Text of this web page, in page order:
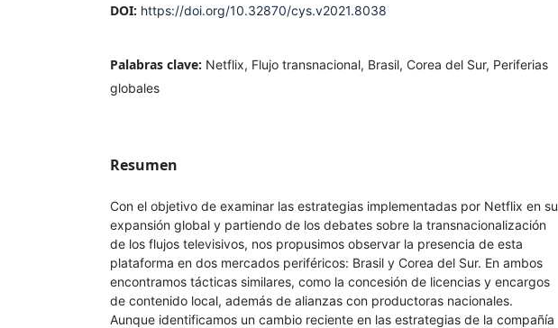
DOI: https://doi.org/10.32870/cys.v2021.8038
Palabras clave: Netflix, Flujo transnacional, Brasil, Corea del Sur, Periferias
globales
Resumen
Con el objetivo de examinar las estrategias implementadas por Netflix en su
expansión global y partiendo de los debates sobre la transnacionalización
de los flujos televisivos, nos propusimos observar la presencia de esta
plataforma en dos mercados periféricos: Brasil y Corea del Sur. En ambos
encontramos tácticas similares, como la concesión de licencias y encargos
de contenido local, además de alianzas con productoras nacionales.
Aunque identificamos un cambio reciente en las estrategias de la compañía